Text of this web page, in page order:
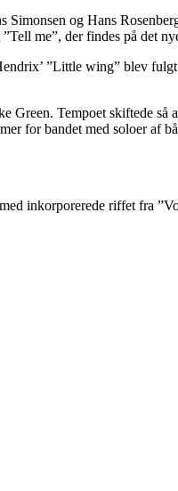
Simonsen og Hans
”Tell me”, der findes på det
”Little wing” blev
Green. Tempoet skiftede så
for bandet med soloer af
inkorporerede riffet fra